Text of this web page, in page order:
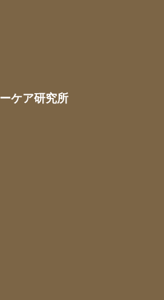
ケア研究所